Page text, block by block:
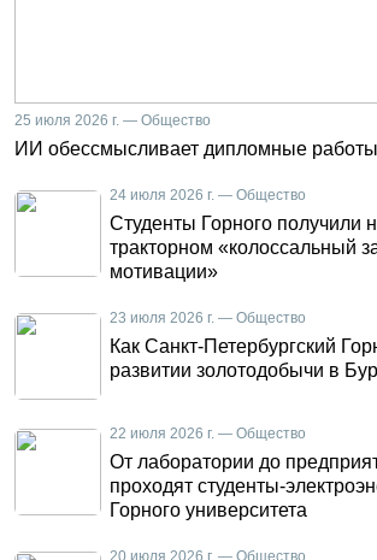
25 июля 2026 г. — Общество
ИИ обессмысливает дипломные
24 июля 2026 г. — Общество
Студенты Горного получили
тракторном «колоссальный
мотивации»
23 июля 2026 г. — Общество
Как Санкт-Петербургский
развитии золотодобычи в
22 июля 2026 г. — Общество
От лаборатории до
проходят студенты-
Горного университета
20 июля 2026 г. — Общество